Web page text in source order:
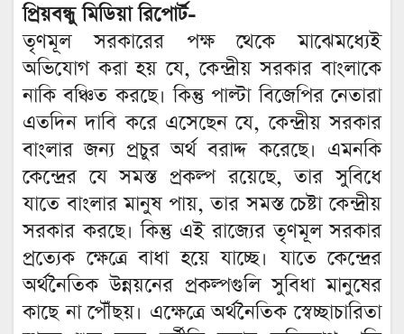
প্রিয়বন্ধু মিডিয়া রিপোর্ট-
তৃণমূল সরকারের পক্ষ থেকে মাঝেমধ্যেই
অভিযোগ করা হয় যে, কেন্দ্রীয় সরকার বাংলাকে
নাকি বঞ্চিত করছে। কিন্তু পাল্টা বিজেপির নেতারা
এতদিন দাবি করে এসেছেন যে, কেন্দ্রীয় সরকার
বাংলার জন্য প্রচুর অর্থ বরাদ্দ করেছে। এমনকি
কেন্দ্রের যে সমস্ত প্রকল্প রয়েছে, তার সুবিধে
যাতে বাংলার মানুষ পায়, তার সমস্ত চেষ্টা কেন্দ্রীয়
সরকার করছে। কিন্তু এই রাজ্যের তৃণমূল সরকার
প্রত্যেক ক্ষেত্রে বাধা হয়ে যাচ্ছে। যাতে কেন্দ্রের
অর্থনৈতিক উন্নয়নের প্রকল্পগুলি সুবিধা মানুষের
কাছে না পৌঁছয়। এক্ষেত্রে অর্থনৈতিক স্বেচ্ছাচারিতা